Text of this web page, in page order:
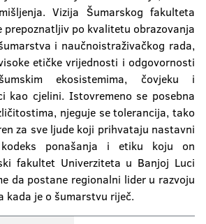
Vizija Šumarskog fakulteta
prepoznatljiv po kvalitetu obrazovanja
i naučnoistraživačkog rada,
etičke vrijednosti i odgovornosti
ekosistemima, čovjeku i
kao cjelini. Istovremeno se posebna
njeguje se tolerancija, tako
za sve ljude koji prihvataju nastavni
ponašanja i etiku koju on
fakultet Univerziteta u Banjoj Luci
da postane regionalni lider u razvoju
kada je o šumarstvu riječ.